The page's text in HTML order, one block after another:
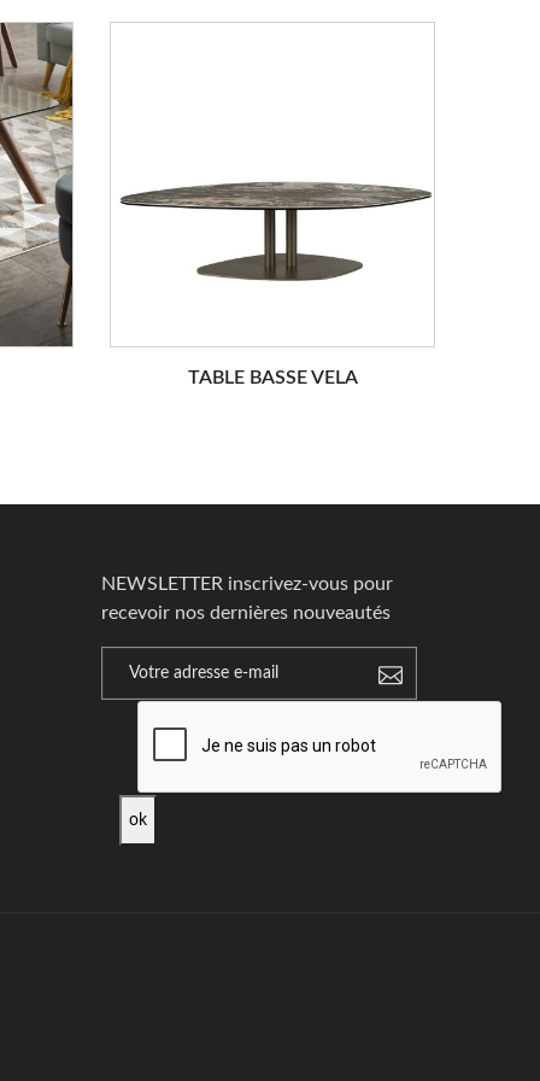
TABLE BASSE VELA
NEWSLETTER inscrivez-vous pour
recevoir nos dernières nouveautés